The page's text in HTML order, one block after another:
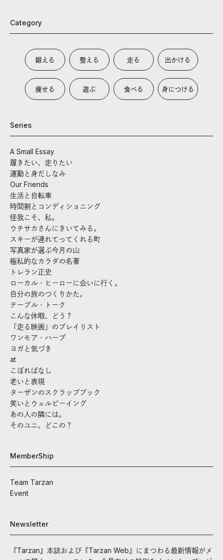
Category
鍛える 整える 走る 出かける
痩せる 遊ぶ 食べる 身につける
Series
A Small Essay
履きたい、走りたい
運動と身だしなみ
Our Friends
生活と自転車
時間割とコンディショニング
怪我こそ、私。
ウチサカさんにきいてみる。
スキーが連れてってくれる町
写真家が選ぶ今月の山
極私的なカラダの名著
トレラン正史
ローカル・ヒーローに会いに行く。
自分の旅のつくりかた。
テーブル・トーク
こんな休暇、どう？
「走る映画」のプレイリスト
ワンモア・ハーブ
ヨガと気づき
at
こぼればなし
老いと表現
ターザンのスクラップブック
笑いとウェルビーイング
あの人の隣には。
そのユニ、どこの？
MemberShip
Team Tarzan
Event
Newsletter
『Tarzan』本誌および『Tarzan Web』にまつわる最新情報がメ